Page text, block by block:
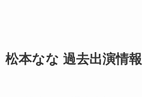
松本なな 過去出演情報